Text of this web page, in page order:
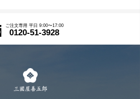
ご注文専用 平日 9:00〜17:00
0120-51-3928